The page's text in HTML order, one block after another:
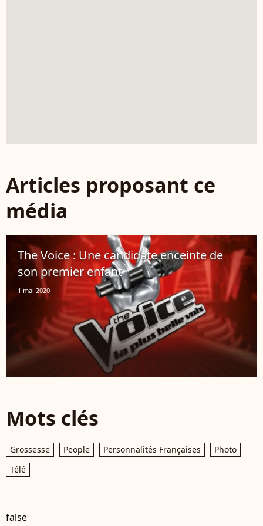
Articles proposant ce
média
The Voice : Une candidate enceinte de
son premier enfant
1 mai 2020
Mots clés
Grossesse People Personnalités Françaises
Photo
Télé
false